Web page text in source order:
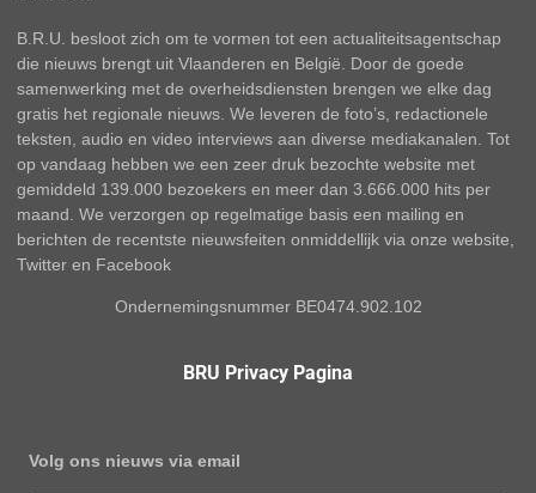
B.R.U. besloot zich om te vormen tot een actualiteitsagentschap
die nieuws brengt uit Vlaanderen en België. Door de goede
samenwerking met de overheidsdiensten brengen we elke dag
gratis het regionale nieuws. We leveren de foto’s, redactionele
teksten, audio en video interviews aan diverse mediakanalen. Tot
op vandaag hebben we een zeer druk bezochte website met
gemiddeld 139.000 bezoekers en meer dan 3.666.000 hits per
maand. We verzorgen op regelmatige basis een mailing en
berichten de recentste nieuwsfeiten onmiddellijk via onze website,
Twitter en Facebook
Ondernemingsnummer BE0474.902.102
BRU Privacy Pagina
Volg ons nieuws via email